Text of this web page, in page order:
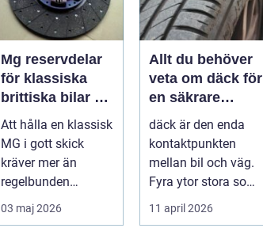
Mg reservdelar
för klassiska
brittiska bilar så
hittar du rätt
delar
Att hålla en klassisk
MG i gott skick
kräver mer än
regelbunden
service. Ägaren
behöver också ha
03 maj 2026
Allt du behöver
veta om däck för
en säkrare
bilresa
däck är den enda
kontaktpunkten
mellan bil och väg.
Fyra ytor stora som
fyra handflator
avgör bromss...
11 april 2026